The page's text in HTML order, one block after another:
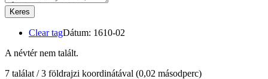
Keres
Clear tagDátum: 1610-02
A névtér nem talált.
7 találat / 3 földrajzi koordinátával (0,02 másodperc)